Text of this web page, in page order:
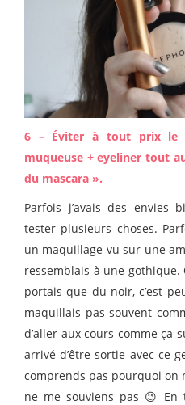
6 – Éviter à tout prix le
muqueuse + eyeliner tout
du mascara ».
Parfois j’avais des envies
tester plusieurs choses.
un maquillage vu sur une
ressemblais à une gothique.
portais que du noir, c’est
maquillais pas souvent
d’aller aux cours comme ça
arrivé d’être sortie avec ce
comprends pas pourquoi on
ne me souviens pas 😉 En